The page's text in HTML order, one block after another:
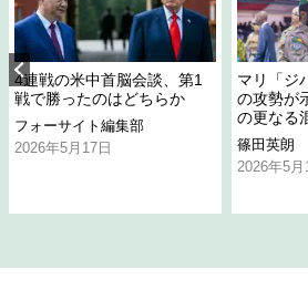
4連戦の米中首脳会談、第1
戦で勝ったのはどちらか
フォーサイト編集部
2026年5月17日
マリ「ジ
の攻勢が
の更なる
篠田英朗
2026年5月